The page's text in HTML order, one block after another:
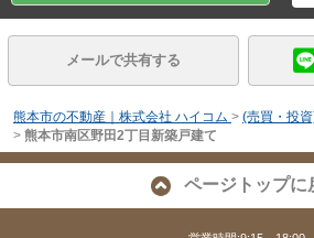
メールで共有する
熊本市の不動産｜株式会社 ハイコム > (売買・投
> 熊本市南区野田2丁目新築戸建て
ページトップに